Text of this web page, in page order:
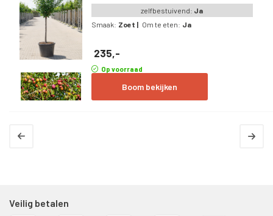
zelfbestuivend: Ja
Smaak: Zoet | Om te eten: Ja
235,-
Op voorraad
Boom bekijken
Veilig betalen